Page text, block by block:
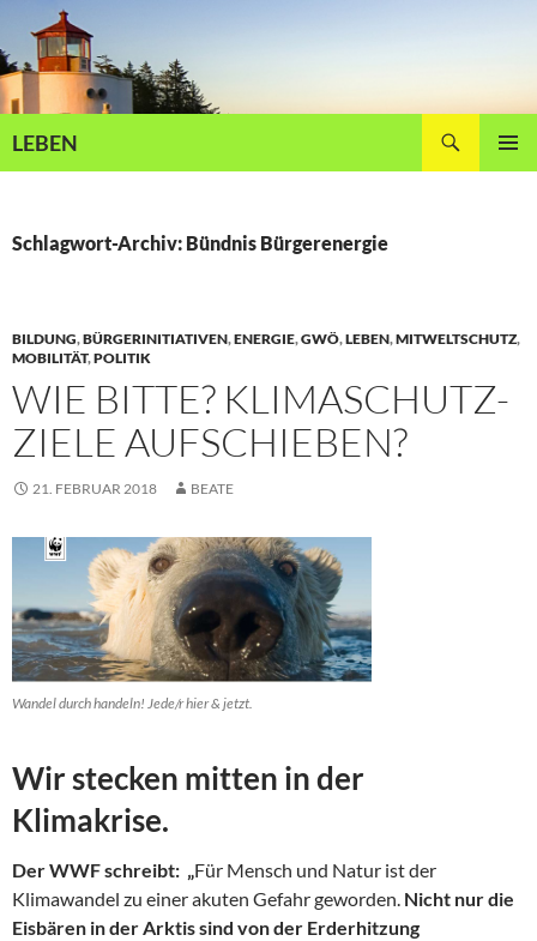
Inhalt
springen
LEBEN
Schlagwort-Archiv: Bündnis Bürgerenergie
BILDUNG,BÜRGERINITIATIVEN,ENERGIE,GWÖ,LEBEN,MITWELTSCHUTZ,
MOBILITÄT,POLITIK
WIE BITTE? KLIMASCHUTZ-
ZIELE AUFSCHIEBEN?
21. FEBRUAR 2018 BEATE
Wandel durch handeln! Jede/r hier & jetzt.
Wir stecken mitten in der
Klimakrise.
Der WWF schreibt: „Für Mensch und Natur ist der
Klimawandel zu einer akuten Gefahr geworden. Nicht nur die
Eisbären in der Arktis sind von der Erderhitzung